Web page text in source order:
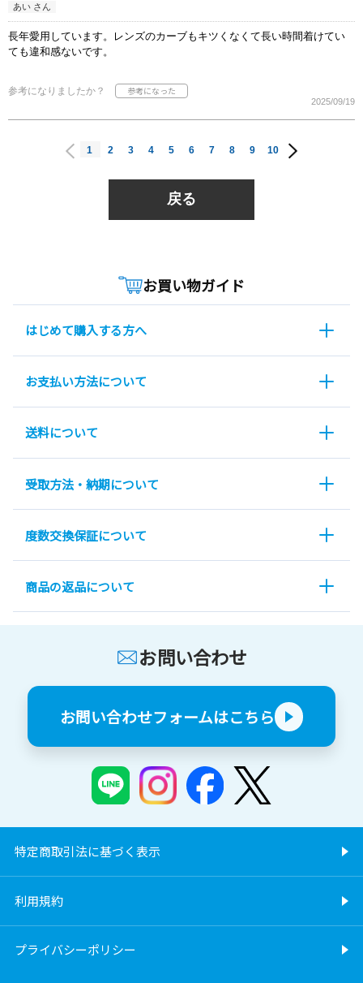
あい さん
長年愛用しています。レンズのカーブもキツくなくて長い時間着けてい
ても違和感ないです。
参考になりましたか？
2025/09/19
1 2 3 4 5 6 7 8 9 10
戻る
お買い物ガイド
はじめて購入する方へ
お支払い方法について
送料について
受取方法・納期について
度数交換保証について
商品の返品について
お問い合わせ
お問い合わせフォームはこちら
特定商取引法に基づく表示
利用規約
プライバシーポリシー